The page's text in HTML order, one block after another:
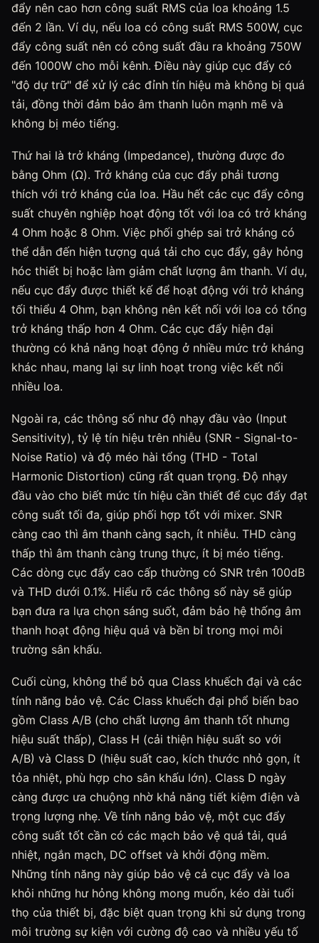
đẩy nên cao hơn công suất RMS của loa khoảng 1.5
đến 2 lần. Ví dụ, nếu loa có công suất RMS 500W, cục
đẩy công suất nên có công suất đầu ra khoảng 750W
đến 1000W cho mỗi kênh. Điều này giúp cục đẩy có
"độ dự trữ" để xử lý các đỉnh tín hiệu mà không bị quá
tải, đồng thời đảm bảo âm thanh luôn mạnh mẽ và
không bị méo tiếng.
Thứ hai là trở kháng (Impedance), thường được đo
bằng Ohm (Ω). Trở kháng của cục đẩy phải tương
thích với trở kháng của loa. Hầu hết các cục đẩy công
suất chuyên nghiệp hoạt động tốt với loa có trở kháng
4 Ohm hoặc 8 Ohm. Việc phối ghép sai trở kháng có
thể dẫn đến hiện tượng quá tải cho cục đẩy, gây hỏng
hóc thiết bị hoặc làm giảm chất lượng âm thanh. Ví dụ,
nếu cục đẩy được thiết kế để hoạt động với trở kháng
tối thiểu 4 Ohm, bạn không nên kết nối với loa có tổng
trở kháng thấp hơn 4 Ohm. Các cục đẩy hiện đại
thường có khả năng hoạt động ở nhiều mức trở kháng
khác nhau, mang lại sự linh hoạt trong việc kết nối
nhiều loa.
Ngoài ra, các thông số như độ nhạy đầu vào (Input
Sensitivity), tỷ lệ tín hiệu trên nhiễu (SNR - Signal-to-
Noise Ratio) và độ méo hài tổng (THD - Total
Harmonic Distortion) cũng rất quan trọng. Độ nhạy
đầu vào cho biết mức tín hiệu cần thiết để cục đẩy đạt
công suất tối đa, giúp phối hợp tốt với mixer. SNR
càng cao thì âm thanh càng sạch, ít nhiễu. THD càng
thấp thì âm thanh càng trung thực, ít bị méo tiếng.
Các dòng cục đẩy cao cấp thường có SNR trên 100dB
và THD dưới 0.1%. Hiểu rõ các thông số này sẽ giúp
bạn đưa ra lựa chọn sáng suốt, đảm bảo hệ thống âm
thanh hoạt động hiệu quả và bền bỉ trong mọi môi
trường sân khấu.
Cuối cùng, không thể bỏ qua Class khuếch đại và các
tính năng bảo vệ. Các Class khuếch đại phổ biến bao
gồm Class A/B (cho chất lượng âm thanh tốt nhưng
hiệu suất thấp), Class H (cải thiện hiệu suất so với
A/B) và Class D (hiệu suất cao, kích thước nhỏ gọn, ít
tỏa nhiệt, phù hợp cho sân khấu lớn). Class D ngày
càng được ưa chuộng nhờ khả năng tiết kiệm điện và
trọng lượng nhẹ. Về tính năng bảo vệ, một cục đẩy
công suất tốt cần có các mạch bảo vệ quá tải, quá
nhiệt, ngắn mạch, DC offset và khởi động mềm.
Những tính năng này giúp bảo vệ cả cục đẩy và loa
khỏi những hư hỏng không mong muốn, kéo dài tuổi
thọ của thiết bị, đặc biệt quan trọng khi sử dụng trong
môi trường sự kiện với cường độ cao và nhiều yếu tố